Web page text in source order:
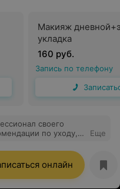
Макияж
укладка
160 руб.
Запись по телефону
своего
по уходу,
Еще
онлайн